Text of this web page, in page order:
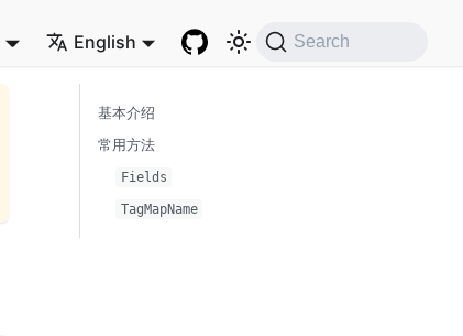
English Search
基本介绍
常用方法
Fields
TagMapName